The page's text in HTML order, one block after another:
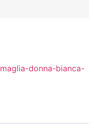
maglia-donna-bianca-